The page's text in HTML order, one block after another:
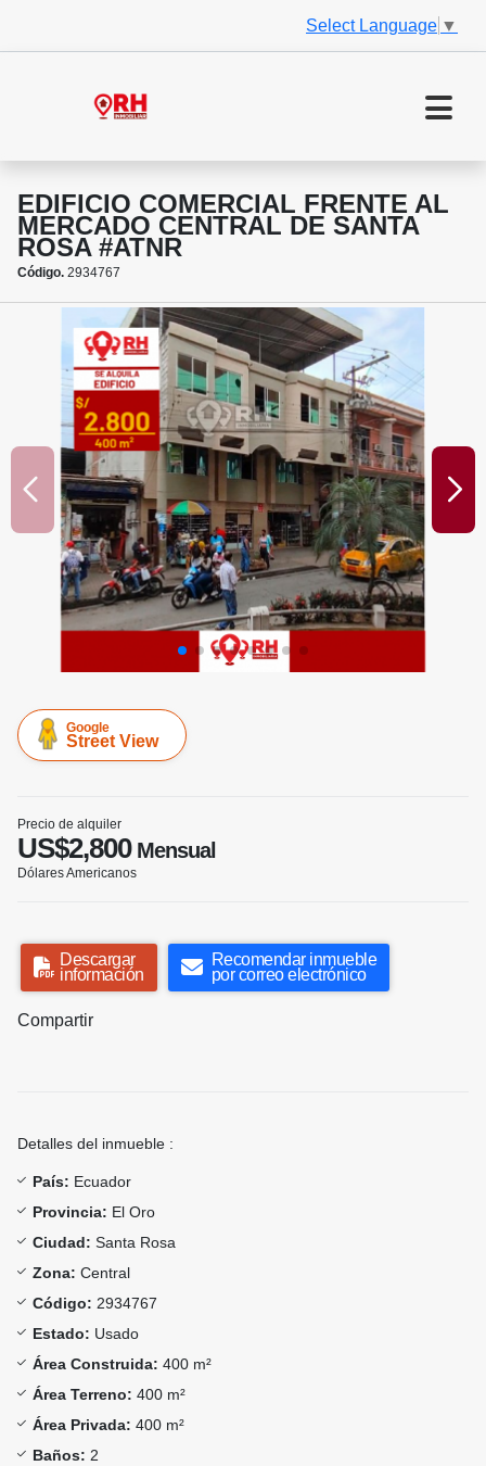
Select Language ▼
EDIFICIO COMERCIAL FRENTE AL
MERCADO CENTRAL DE SANTA
ROSA #ATNR
Código. 2934767
Google
Street View
Precio de alquiler
US$2,800Mensual
Dólares Americanos
Descargar
información
Recomendar inmueble
por correo electrónico
Compartir
Detalles del inmueble :
País: Ecuador
Provincia: El Oro
Ciudad: Santa Rosa
Zona: Central
Código: 2934767
Estado: Usado
Área Construida: 400 m²
Área Terreno: 400 m²
Área Privada: 400 m²
Baños: 2